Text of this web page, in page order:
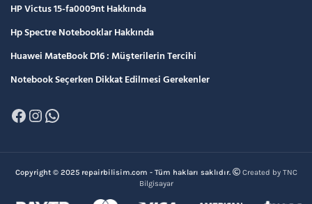
HP Victus 15-fa0009nt Hakkında
Hp Spectre Notebooklar Hakkında
Huawei MateBook D16 : Müşterilerin Tercihi
Notebook Seçerken Dikkat Edilmesi Gerekenler
Facebook
Instagram
WhatsApp
Copyright © 2025 repairbilisim.com - Tüm hakları saklıdır.
Created by TNC
Bilgisayar